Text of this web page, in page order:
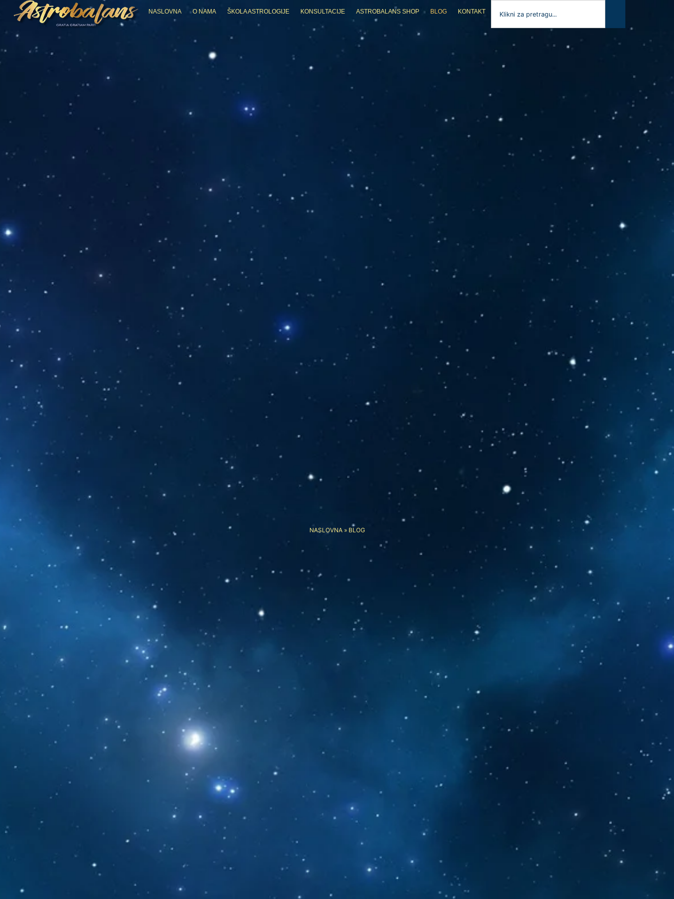
NASLOVNA O NAMA ŠKOLA ASTROLOGIJE KONSULTACIJE ASTROBALANS SHOP BLOG KONTAKT
NASLOVNA» BLOG